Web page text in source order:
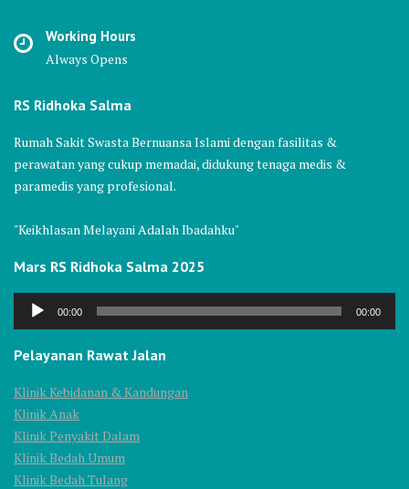
Working Hours
Always Opens
RS Ridhoka Salma
Rumah Sakit Swasta Bernuansa Islami dengan fasilitas &
perawatan yang cukup memadai, didukung tenaga medis &
paramedis yang profesional.
"Keikhlasan Melayani Adalah Ibadahku"
Mars RS Ridhoka Salma 2025
Audio
00:00 00:00
Pelayanan Rawat Jalan
Klinik Kebidanan & Kandungan
Klinik Anak
Klinik Penyakit Dalam
Klinik Bedah Umum
Klinik Bedah Tulang